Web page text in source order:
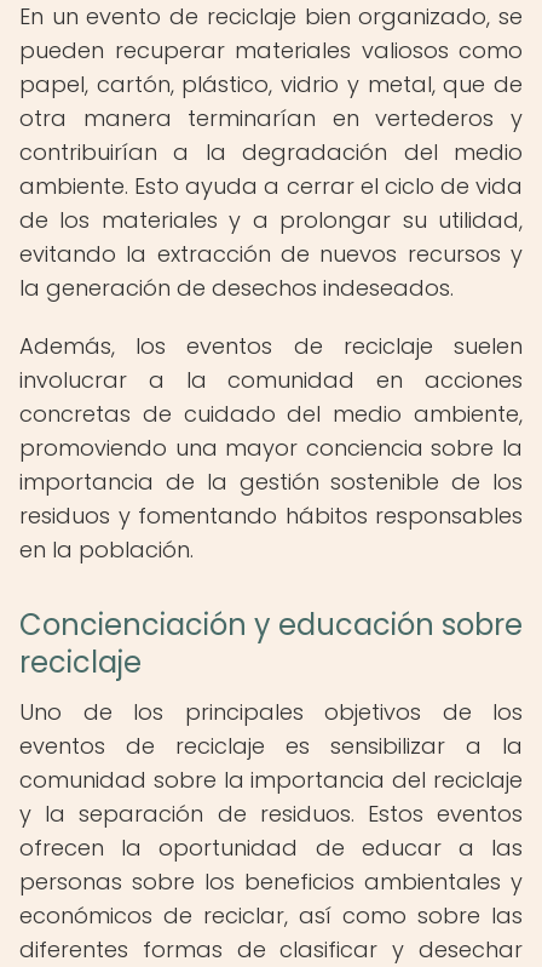
En un evento de reciclaje bien organizado, se
pueden recuperar materiales valiosos como
papel, cartón, plástico, vidrio y metal, que de
otra manera terminarían en vertederos y
contribuirían a la degradación del medio
ambiente. Esto ayuda a cerrar el ciclo de vida
de los materiales y a prolongar su utilidad,
evitando la extracción de nuevos recursos y
la generación de desechos indeseados.
Además, los eventos de reciclaje suelen
involucrar a la comunidad en acciones
concretas de cuidado del medio ambiente,
promoviendo una mayor conciencia sobre la
importancia de la gestión sostenible de los
residuos y fomentando hábitos responsables
en la población.
Concienciación y educación sobre
reciclaje
Uno de los principales objetivos de los
eventos de reciclaje es sensibilizar a la
comunidad sobre la importancia del reciclaje
y la separación de residuos. Estos eventos
ofrecen la oportunidad de educar a las
personas sobre los beneficios ambientales y
económicos de reciclar, así como sobre las
diferentes formas de clasificar y desechar